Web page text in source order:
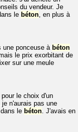
du vendeur. Je
le béton, en plus à
une ponceuse à béton
le prix exorbitant de
sur une meule
le choix d'un
n'aurais pas une
le béton. J'avais en